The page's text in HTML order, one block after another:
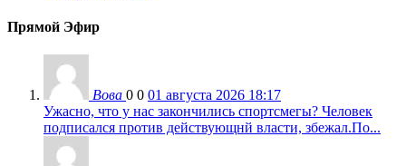
Прямой Эфир
Вова 0 0 01 августа 2026 18:17
Ужасно, что у нас закончились спортсмегы? Человек
подписался против действующнй власти, збежал.По...